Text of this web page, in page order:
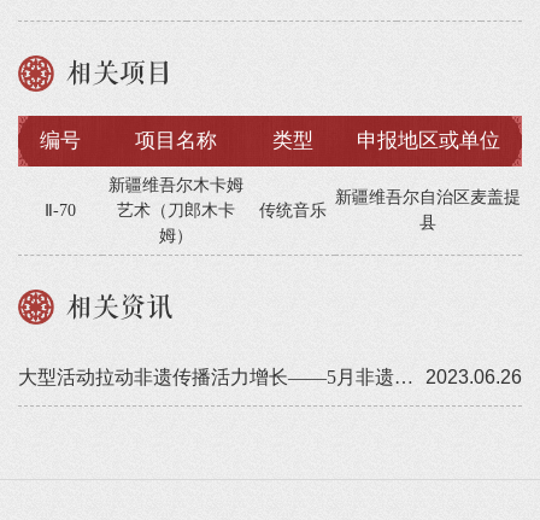
相关项目
编号 项目名称 类型 申报地区或单位
Ⅱ-70
新疆维吾尔木卡姆
艺术（刀郎木卡
姆）
传统音乐
新疆维吾尔自治区麦盖提
县
相关资讯
2023.06.26
大型活动拉动非遗传播活力增长——5月非遗传播数据解读